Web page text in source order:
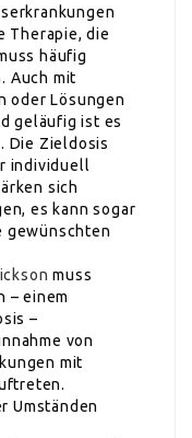
Therapie, die
häufig
Auch mit
oder Lösungen
geläufig ist es
Die Zieldosis
individuell
sich
es kann sogar
gewünschten
muss
– einem
–
von
mit
Umständen